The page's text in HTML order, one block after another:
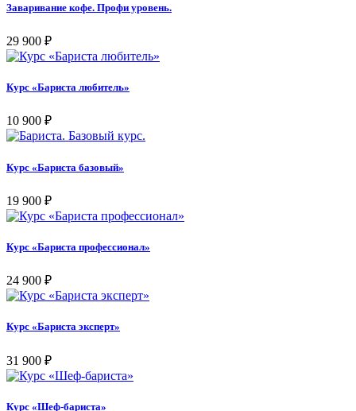
Заваривание кофе. Профи уровень.
29 900 ₽
Курс «Бариста любитель»
10 900 ₽
Курс «Бариста базовый»
19 900 ₽
Курс «Бариста профессионал»
24 900 ₽
Курс «Бариста эксперт»
31 900 ₽
Курс «Шеф-бариста»